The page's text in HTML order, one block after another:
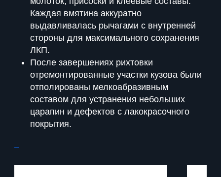
Каждая вмятина аккуратно
выдавливалась рычагами с внутренней
стороны для максимального сохранения
ЛКП.
После завершениях рихтовки
отремонтированные участки кузова были
отполированы мелкоабразивным
составом для устранения небольших
царапин и дефектов с лакокрасочного
покрытия.